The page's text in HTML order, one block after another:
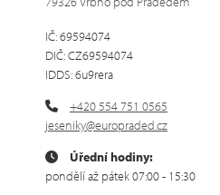
IČ: 69594074
DIČ: CZ69594074
IDDS: 6u9rera
+420 554 751 0565
jeseniky@europraded.cz
Úřední hodiny:
pondělí až pátek 07:00 - 15:30